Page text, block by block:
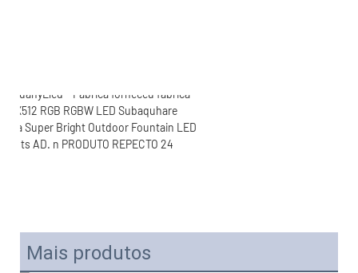
Mais produtos